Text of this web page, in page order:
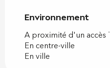
Environnement
Environnement
A proximité d'un accès
En centre-ville
En ville